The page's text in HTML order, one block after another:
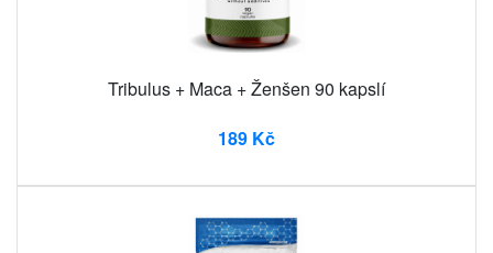
Tribulus + Maca + Ženšen 90 kapslí
189 Kč